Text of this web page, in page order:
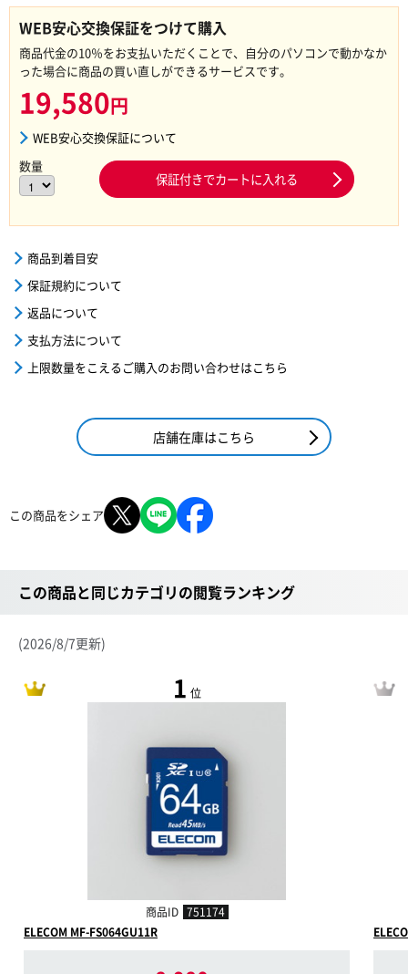
WEB安心交換保証をつけて購入
商品代金の10％をお支払いただくことで、自分のパソコンで動かなか
った場合に商品の買い直しができるサービスです。
19,580円
WEB安心交換保証について
数量
保証付きでカートに入れる
商品到着目安
保証規約について
返品について
支払方法について
上限数量をこえるご購入のお問い合わせはこちら
店舗在庫はこちら
この商品をシェア
この商品と同じカテゴリの閲覧ランキング
(2026/8/7更新)
1 位
商品ID 751174
ELECOM MF-FS064GU11R